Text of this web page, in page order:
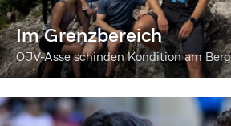
Im Grenzbereich
ÖJV-Asse schinden Kondition am Berg